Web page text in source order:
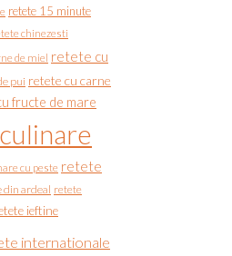
retete 15 minute
chinezesti
de miel retete cu
pui retete cu carne
fructe de mare
cu peste retete
din ardeal retete
ieftine
internationale